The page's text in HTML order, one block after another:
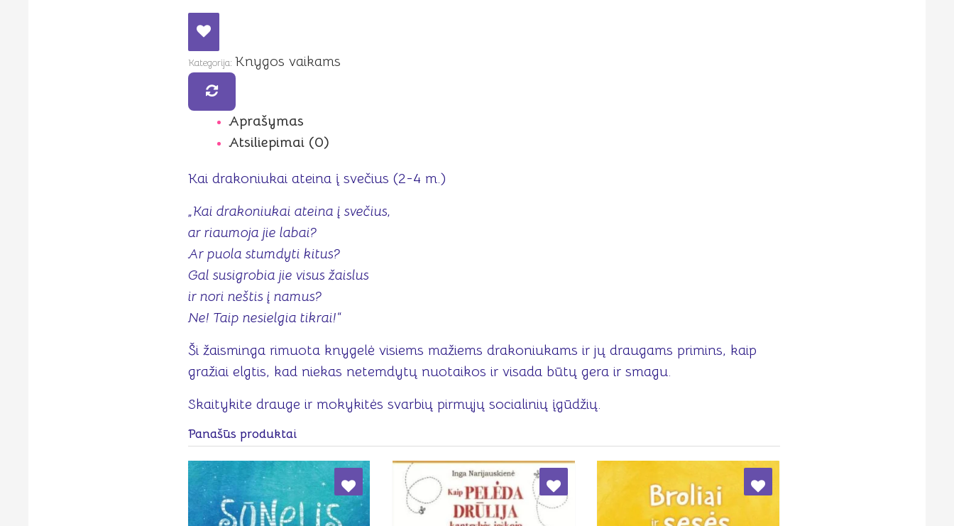
Kategorija: Knygos vaikams
Aprašymas
Atsiliepimai (0)
Kai drakoniukai ateina į svečius (2-4 m.)
„Kai drakoniukai ateina į svečius,
ar riaumoja jie labai?
Ar puola stumdyti kitus?
Gal susigrobia jie visus žaislus
ir nori neštis į namus?
Ne! Taip nesielgia tikrai!“
Ši žaisminga rimuota knygelė visiems mažiems drakoniukams ir jų draugams primins, kaip
gražiai elgtis, kad niekas netemdytų nuotaikos ir visada būtų gera ir smagu.
Skaitykite drauge ir mokykitės svarbių pirmųjų socialinių įgūdžių.
Panašūs produktai